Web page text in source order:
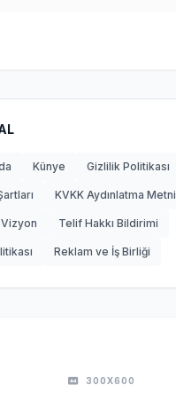
Künye Gizlilik Politikası
KVKK Aydınlatma Metni
Telif Hakkı Bildirimi
Reklam ve İş Birliği
300X600